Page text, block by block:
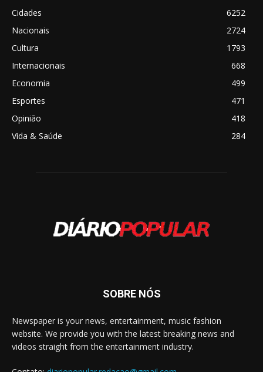
Cidades
6252
Nacionais
2724
Cultura
1793
Internacionais
668
Economia
499
Esportes
471
Opinião
418
Vida & Saúde
284
SOBRE NÓS
Newspaper is your news, entertainment, music fashion
website. We provide you with the latest breaking news and
videos straight from the entertainment industry.